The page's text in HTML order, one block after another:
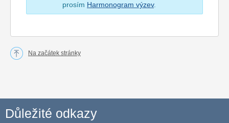
prosím Harmonogram výzev.
Na začátek stránky
Důležité odkazy